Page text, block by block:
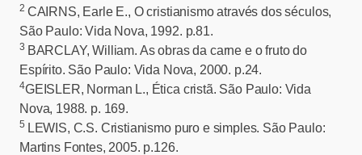
2 CAIRNS, Earle E., O cristianismo através dos séculos,
São Paulo: Vida Nova, 1992. p.81.
3 BARCLAY, William. As obras da carne e o fruto do
Espírito. São Paulo: Vida Nova, 2000. p.24.
4GEISLER, Norman L., Ética cristã. São Paulo: Vida
Nova, 1988. p. 169.
5 LEWIS, C.S. Cristianismo puro e simples. São Paulo:
Martins Fontes, 2005. p.126.